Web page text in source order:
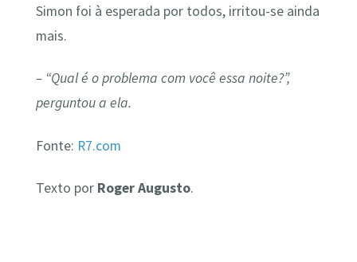
Simon foi à esperada por todos, irritou-se ainda
mais.
– “Qual é o problema com você essa noite?”,
perguntou a ela.
Fonte: R7.com
Texto por Roger Augusto.